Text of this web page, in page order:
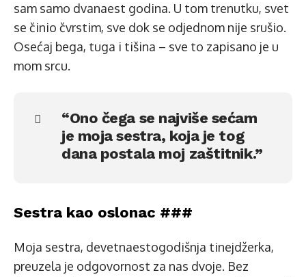
sam samo dvanaest godina. U tom trenutku, svet
se činio čvrstim, sve dok se odjednom nije srušio.
Osećaj bega, tuga i tišina – sve to zapisano je u
mom srcu.
“Ono čega se najviše sećam
je moja sestra, koja je tog
dana postala moj zaštitnik.”
Sestra kao oslonac ###
Moja sestra, devetnaestogodišnja tinejdžerka,
preuzela je odgovornost za nas dvoje. Bez